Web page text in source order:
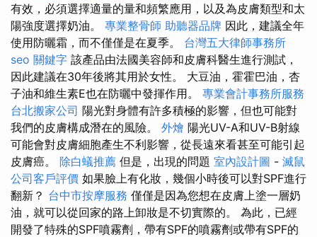
有效，必須選擇適量的量和頻繁應用，以及為皮膚類型和太
陽強度選擇奶油。 專業整骨師 助聽器品牌 因此，建議全年
使用防曬霜，而不僅僅是在夏季。 台灣五大律師事務所
seo 關鍵字 該產品由法國美容師和皮膚科醫生進行測試，
因此建議在30年後將其用於女性。 大豆油，霍霍巴油，杏
子油和維生素E也在防曬中發揮作用。 專業會計事務所服務
台北搬家公司 陽光對身體有許多積極的影響，但也可能對
我們的皮膚構成潛在的風險。 外燴 陽光UV-A和UV-B射線
可能會對皮膚細胞產生不利影響，從長遠來看甚至可能引起
皮膚癌。 除白蟻推薦 但是，出現的問題 室內設計圖 - 滅鼠
公司客戶評價 如果臉上有化妝，幾個小時後可以對SPF進行
翻新？ 台中市按摩服務 僅僅是因為您想在皮膚上塗一層奶
油，就可以從回家的路上卸妝是不切實際的。 為此，已經
開發了特殊的SPF噴霧劑，帶有SPF的噴霧劑或帶有SPF的